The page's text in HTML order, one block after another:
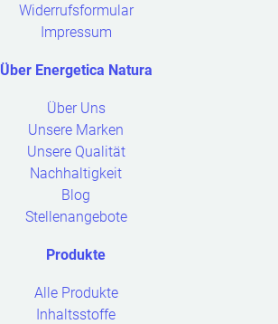
Widerrufsformular
Impressum
Über Energetica Natura
submenu
Über Uns
Unsere Marken
Unsere Qualität
Nachhaltigkeit
Blog
Stellenangebote
Produkte
Open
submenu
Alle Produkte
Inhaltsstoffe